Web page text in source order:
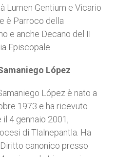
Lumen Gentium e Vicario
è Parroco della
e anche Decano del II
Episcopale.
López
López è nato a
1973 e ha ricevuto
il 4 gennaio 2001,
di Tlalnepantla. Ha
canonico presso